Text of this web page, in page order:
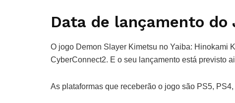
Data de lançamento do
O jogo Demon Slayer Kimetsu no Yaiba: Hinokami
CyberConnect2. E o seu lançamento está previsto
As plataformas que receberão o jogo são PS5,